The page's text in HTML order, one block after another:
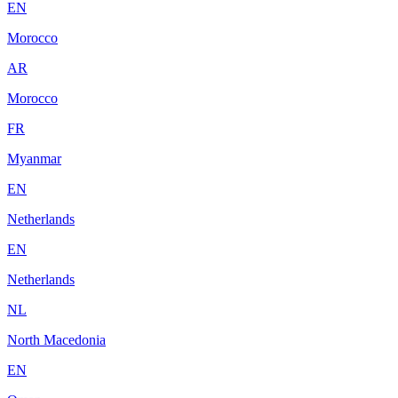
EN
Morocco
AR
Morocco
FR
Myanmar
EN
Netherlands
EN
Netherlands
NL
North Macedonia
EN